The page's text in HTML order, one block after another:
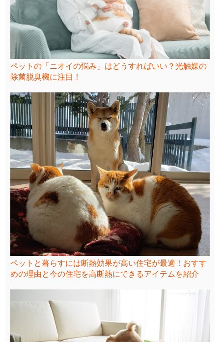
ペットの「ニオイの悩み」はどうすればいい？光触媒の
除菌脱臭機に注目！
ペットと暮らすには断熱効果が高い住宅が最適！おすす
めの理由と今の住宅を高断熱にできるアイテムを紹介